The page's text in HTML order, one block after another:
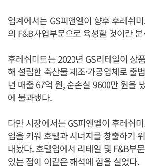
업계에서는 GS피앤엘이 향후 후레쉬
의 F&B사업부문으로 육성할 것이란
후레쉬미트는 2020년 GS리테일이 상
해 설립한 축산물 제조·가공업체로 출
년 매출 67억 원, 순손실 9600만 원을
에 불과했다.
다만 시장에서는 GS피앤엘이 후레쉬
업을 키워 호텔과 시너지를 창출하기
내놨다. 호텔업에서 리테일 및 F&B부
있는 점이 이같은 해석에 힘을 실었다.